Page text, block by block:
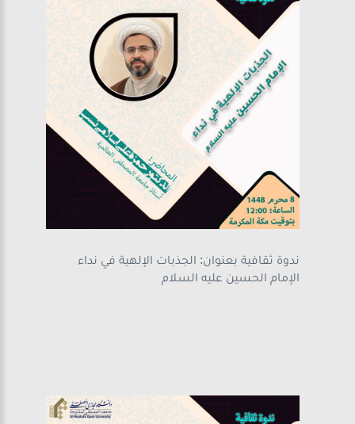
ندوة ثقافية بعنوان: الجذبات الإلهية في نداء
الإمام الحسين عليه السلام